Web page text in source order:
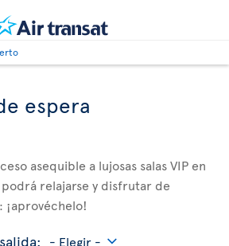
espera
asequible a lujosas salas VIP en
relajarse y disfrutar de
¡aprovéchelo!